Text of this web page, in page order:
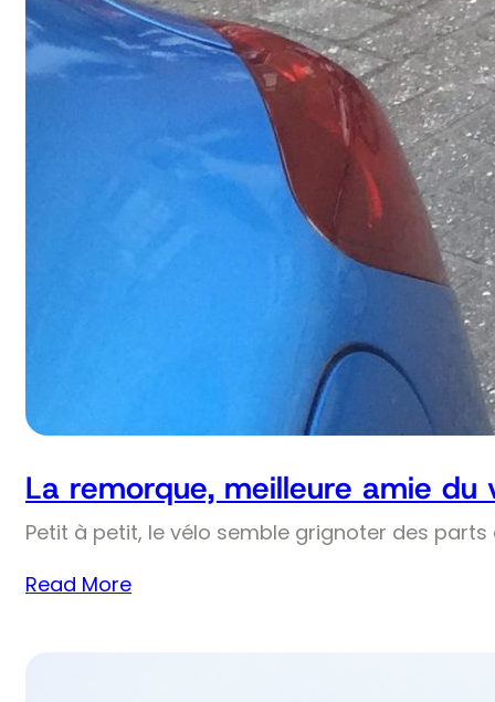
La remorque, meilleure amie du
Petit à petit, le vélo semble grignoter des
Read More